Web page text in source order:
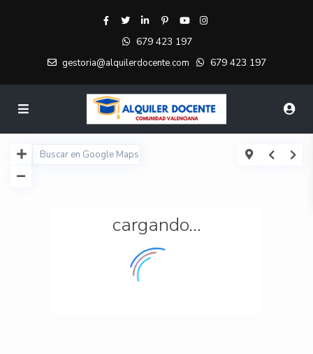
679 423 197
gestoria@alquilerdocente.com 679 423 197
cargando...